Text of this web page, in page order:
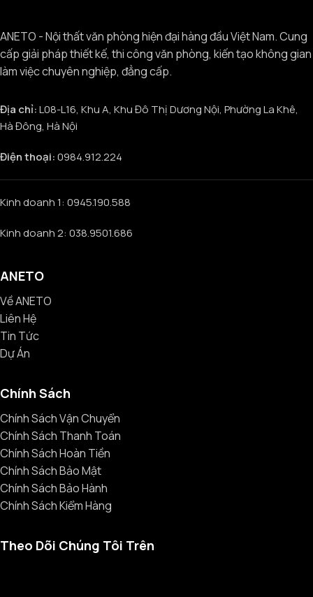
ANETO - Nội thất văn phòng hiện đại hàng đầu Việt Nam. Cung
cấp giải pháp thiết kế, thi công văn phòng, kiến tạo không gian
làm việc chuyên nghiệp, đẳng cấp.
Địa chỉ:L08-L16, Khu A, Khu Đô Thị Dương Nội, Phường La Khê,
Hà Đông, Hà Nội
Điện thoại:0984.912.224
Kinh doanh 1: 0945.190.588
Kinh doanh 2: 038.9501.686
ANETO
Về ANETO
Liên Hệ
Tin Tức
Dự Án
Chính Sách
Chính Sách Vận Chuyển
Chính Sách Thanh Toán
Chính Sách Hoàn Tiền
Chính Sách Bảo Mật
Chính Sách Bảo Hành
Chính Sách Kiểm Hàng
Theo Dõi Chúng Tôi Trên